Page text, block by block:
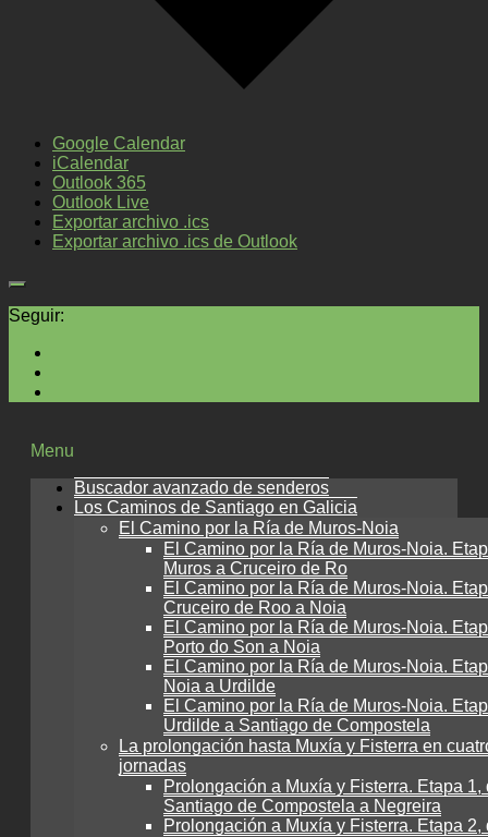
Google Calendar
iCalendar
Outlook 365
Outlook Live
Exportar archivo .ics
Exportar archivo .ics de Outlook
Seguir:
Menu
Buscador avanzado de senderos
Los Caminos de Santiago en Galicia
El Camino por la Ría de Muros-Noia
El Camino por la Ría de Muros-Noia.
Muros a Cruceiro de Ro
El Camino por la Ría de Muros-Noia.
Cruceiro de Roo a Noia
El Camino por la Ría de Muros-Noia.
Porto do Son a Noia
El Camino por la Ría de Muros-Noia.
Noia a Urdilde
El Camino por la Ría de Muros-Noia.
Urdilde a Santiago de Compostela
La prolongación hasta Muxía y Fisterra en
jornadas
Prolongación a Muxía y Fisterra. Etapa 1,
Santiago de Compostela a Negreira
Prolongación a Muxía y Fisterra. Etapa 2,